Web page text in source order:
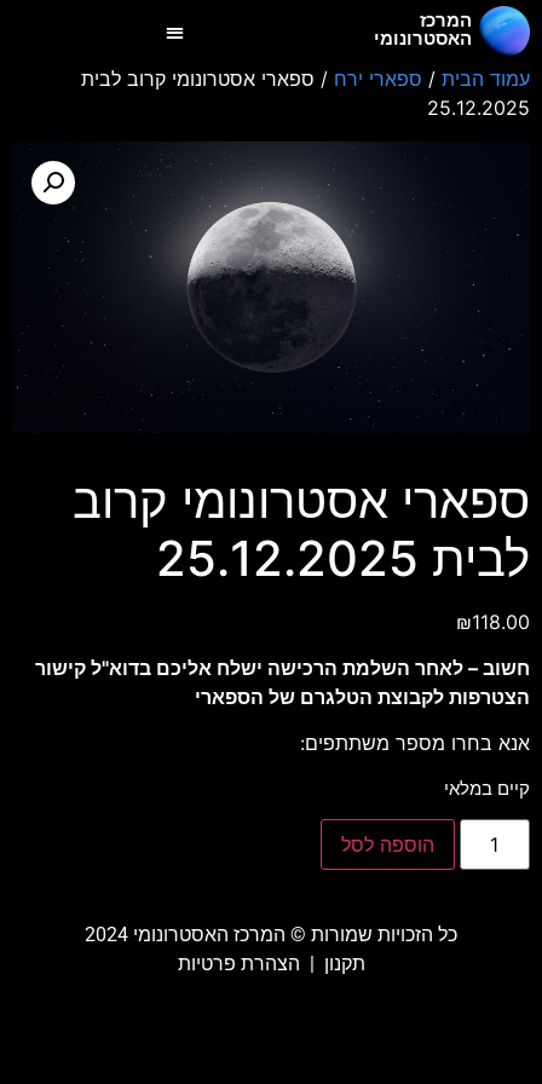
המרכז
האסטרונומי
עמוד הבית / ספארי ירח / ספארי אסטרונומי קרוב לבית
25.12.2025
ספארי אסטרונומי קרוב
לבית 25.12.2025
₪118.00
חשוב – לאחר השלמת הרכישה ישלח אליכם בדוא"ל קישור
הצטרפות לקבוצת הטלגרם של הספארי
אנא בחרו מספר משתתפים:
קיים במלאי
הוספה לסל
כל הזכויות שמורות ©️ המרכז האסטרונומי 2024
תקנון | הצהרת פרטיות